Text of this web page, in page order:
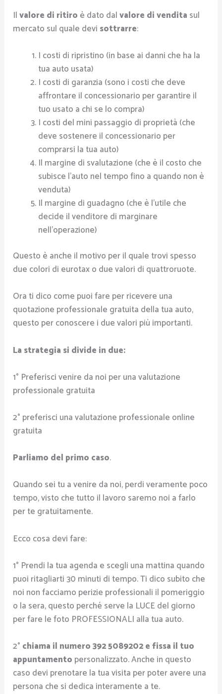
Ilvalore di ritiro è dato dalvalore di vendita sul
mercato sul quale devi sottrarre:
I costi di ripristino (in base ai danni che ha la
tua auto usata)
I costi di garanzia (sono i costi che deve
affrontare il concessionario per garantire il
tuo usato a chi se lo compra)
I costi del mini passaggio di proprietà (che
deve sostenere il concessionario per
comprarsi la tua auto)
Il margine di svalutazione (che è il costo che
subisce l’auto nel tempo fino a quando non è
venduta)
Il margine di guadagno (che è l’utile che
decide il venditore di marginare
nell’operazione)
Questo è anche il motivo per il quale trovi spesso
due colori di eurotax o due valori di quattroruote.
Ora ti dico come puoi fare per ricevere una
quotazione professionale gratuita della tua auto,
questo per conoscere i due valori più importanti.
La strategia si divide in due:
1° Preferisci venire da noi per una valutazione
professionale gratuita
2° preferisci una valutazione professionale online
gratuita
Parliamo del primo caso.
Quando sei tu a venire da noi, perdi veramente poco
tempo, visto che tutto il lavoro saremo noi a farlo
per te gratuitamente.
Ecco cosa devi fare:
1° Prendi la tua agenda e scegli una mattina quando
puoi ritagliarti 30 minuti di tempo. Ti dico subito che
noi non facciamo perizie professionali il pomeriggio
o la sera, questo perché serve la LUCE del giorno
per fare le foto PROFESSIONALI alla tua auto.
2° chiama il numero 392 5089202 e fissa il tuo
appuntamento personalizzato. Anche in questo
caso devi prenotare la tua visita per poter avere una
persona che si dedica interamente a te.